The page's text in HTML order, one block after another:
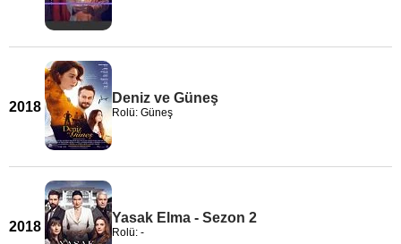
2018
Deniz ve Güneş
Rolü: Güneş
2018
Yasak Elma - Sezon 2
Rolü: -